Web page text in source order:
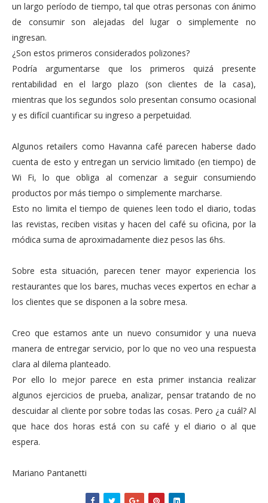
un largo período de tiempo, tal que otras personas con ánimo
de consumir son alejadas del lugar o simplemente no
ingresan.
¿Son estos primeros considerados polizones?
Podría argumentarse que los primeros quizá presente
rentabilidad en el largo plazo (son clientes de la casa),
mientras que los segundos solo presentan consumo ocasional
y es difícil cuantificar su ingreso a perpetuidad.
Algunos retailers como Havanna café parecen haberse dado
cuenta de esto y entregan un servicio limitado (en tiempo) de
Wi Fi, lo que obliga al comenzar a seguir consumiendo
productos por más tiempo o simplemente marcharse.
Esto no limita el tiempo de quienes leen todo el diario, todas
las revistas, reciben visitas y hacen del café su oficina, por la
módica suma de aproximadamente diez pesos las 6hs.
Sobre esta situación, parecen tener mayor experiencia los
restaurantes que los bares, muchas veces expertos en echar a
los clientes que se disponen a la sobre mesa.
Creo que estamos ante un nuevo consumidor y una nueva
manera de entregar servicio, por lo que no veo una respuesta
clara al dilema planteado.
Por ello lo mejor parece en esta primer instancia realizar
algunos ejercicios de prueba, analizar, pensar tratando de no
descuidar al cliente por sobre todas las cosas. Pero ¿a cuál? Al
que hace dos horas está con su café y el diario o al que
espera.
Mariano Pantanetti